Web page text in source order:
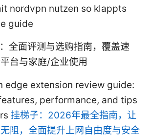
nordvpn nutzen so klappts
guide
全面评测与选购指南，覆盖速
台与家庭/企业使用
edge extension review guide:
performance, and tips
挂梯子：2026年最全指南，让
阻，全面提升上网自由度与安全